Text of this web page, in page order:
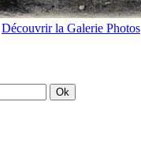
Découvrir la Galerie Photos